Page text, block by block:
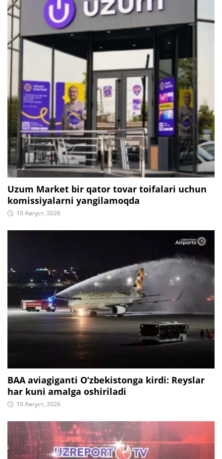
Uzum Market bir qator tovar toifalari uchun
komissiyalarni yangilamoqda
10 Август, 2026
BAA aviagiganti O‘zbekistonga kirdi: Reyslar
har kuni amalga oshiriladi
10 Август, 2026